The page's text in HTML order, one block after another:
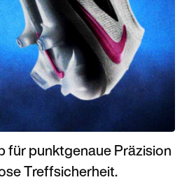
für punktgenaue Präzision
Treffsicherheit.